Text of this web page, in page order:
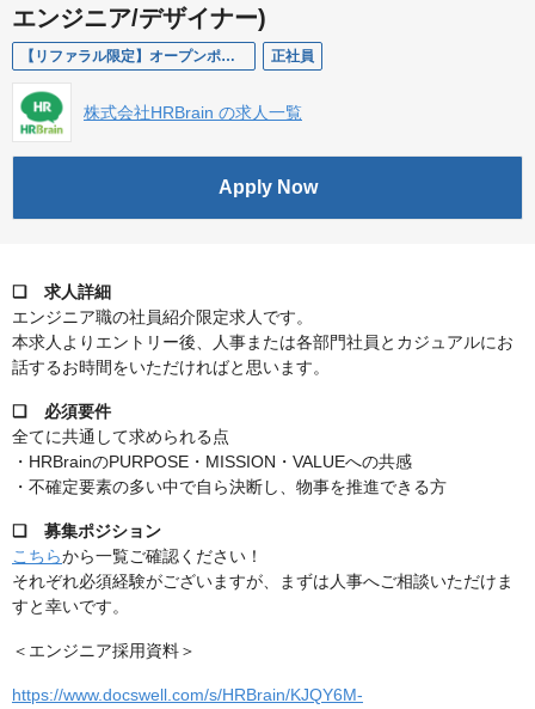
エンジニア/デザイナー)
【リファラル限定】オープンポジション (PdM/エンジニア/デザイナー) 正社員
株式会社HRBrain の求人一覧
Apply Now
❏ 求人詳細
エンジニア職の社員紹介限定求人です。
本求人よりエントリー後、人事または各部門社員とカジュアルにお
話するお時間をいただければと思います。
❏ 必須要件
全てに共通して求められる点
・HRBrainのPURPOSE・MISSION・VALUEへの共感
・不確定要素の多い中で自ら決断し、物事を推進できる方
❏ 募集ポジション
こちらから一覧ご確認ください！
それぞれ必須経験がございますが、まずは人事へご相談いただけま
すと幸いです。
＜エンジニア採用資料＞
https://www.docswell.com/s/HRBrain/KJQY6M-